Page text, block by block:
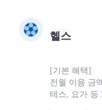
헬스
[기본 혜택]
전월 이용 금
테스, 요가 등